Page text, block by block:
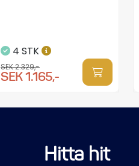
4 STK
SEK 2.329,-
SEK 1.165,-
Hitta hit